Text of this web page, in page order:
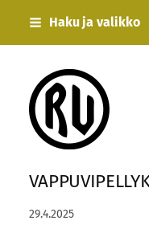
Siirry
Haku ja valikko
Rauman
29.4.2025